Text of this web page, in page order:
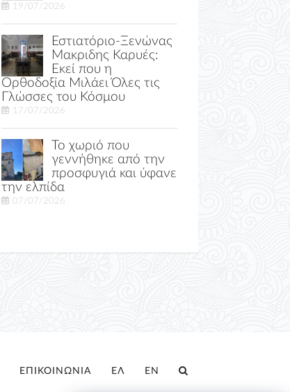
19/07/2026
Εστιατόριο-Ξενώνας
Μακριδης Καρυές:
Εκεί που η
Ορθοδοξία Μιλάει Όλες τις
Γλώσσες του Κόσμου
17/07/2026
Το χωριό που
γεννήθηκε από την
προσφυγιά και ύφανε
την ελπίδα
07/07/2026
ΕΠΙΚΟΙΝΩΝΙΑ ΕΛ EN